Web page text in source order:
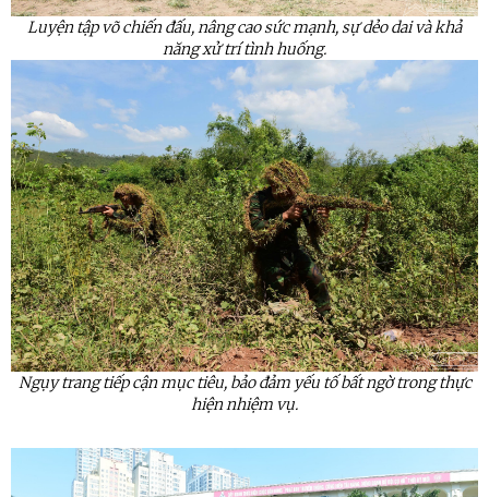
Luyện tập võ chiến đấu, nâng cao sức mạnh, sự dẻo dai và khả
năng xử trí tình huống.
Ngụytrang tiếp cận mục tiêu, bảo đảm yếu tố bất ngờ trong thực
hiện nhiệm vụ.